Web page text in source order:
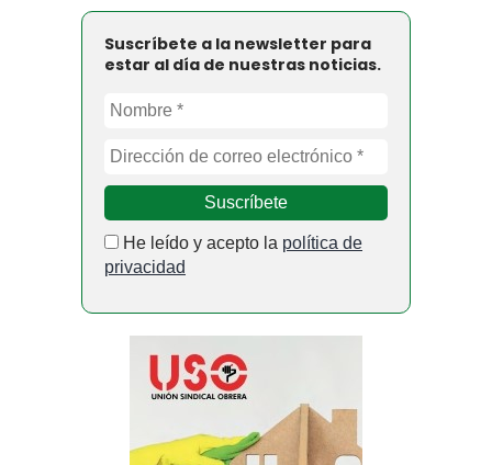
Suscríbete a la newsletter para
estar al día de nuestras noticias.
He leído y acepto la política de
privacidad